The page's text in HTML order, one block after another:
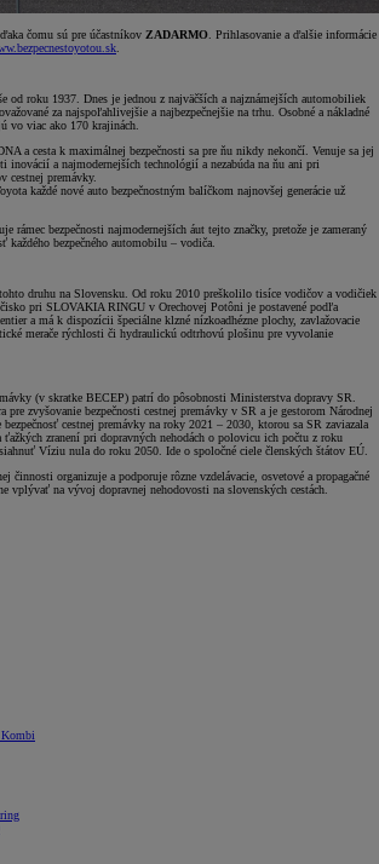
čomu sú pre účastníkov ZADARMO . Prihlasovanie a ďalšie informácie
od roku 1937. Dnes je jednou z najväčších a najznámejších automobiliek
za najspoľahlivejšie a najbezpečnejšie na trhu. Osobné a nákladné
vo viac ako 170 krajinách.
a cesta k maximálnej bezpečnosti sa pre ňu nikdy nekončí. Venuje sa jej
a najmodernejších technológií a nezabúda na ňu ani pri
cestnej premávky.
každé nové auto bezpečnostným balíčkom najnovšej generácie už
rámec bezpečnosti najmodernejších áut tejto značky, pretože je zameraný
každého bezpečného automobilu – vodiča.
druhu na Slovensku. Od roku 2010 preškolilo tisíce vodičov a vodičiek
pri SLOVAKIA RINGU v Orechovej Potôni je postavené podľa
a má k dispozícii špeciálne klzné nízkoadhézne plochy, zavlažovacie
merače rýchlosti či hydraulickú odtrhovú plošinu pre vyvolanie
(v skratke BECEP) patrí do pôsobnosti Ministerstva dopravy SR.
pre zvyšovanie bezpečnosti cestnej premávky v SR a je gestorom Národnej
cestnej premávky na roky 2021 – 2030, ktorou sa SR zaviazala
zranení pri dopravných nehodách o polovicu ich počtu z roku
Víziu nula do roku 2050. Ide o spoločné ciele členských štátov EÚ.
činnosti organizuje a podporuje rôzne vzdelávacie, osvetové a propagačné
vplývať na vývoj dopravnej nehodovosti na slovenských cestách.
Kombi